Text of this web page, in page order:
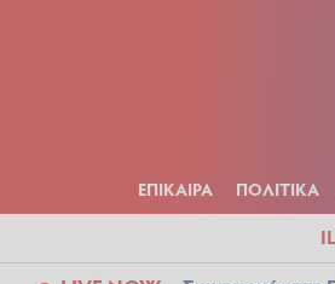
ΕΠΙΚΑΙΡΑ ΠΟΛΙΤΙΚΑ